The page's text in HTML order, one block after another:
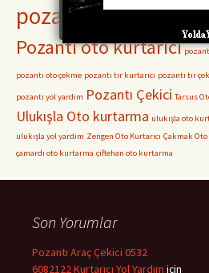
pozantı oto
Pozantı oto kurtarıcı
pozantı oto çekme pozantı tır kurtarıcı pozantı tır
pozantı yol yardım Pozantı Çekici Tarsus
Ulukışla Oto kurtarma ulukışla oto
ulukışla yol yardım Zengen Oto Kurtarıcı Çakmak Oto
çamardı oto kurtarma çiftehan oto kurtarma
Son Yorumlar
Pozantı Araç Çekici 0532
6082122 Kurtarıcı Yol Yardım için